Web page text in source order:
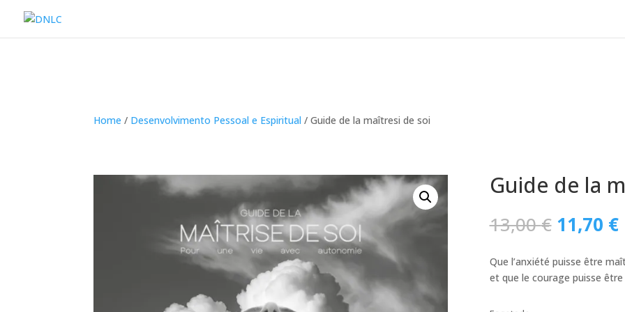
Home / Desenvolvimento Pessoal e Espiritual / Guide de la maîtresi de soi
Guide de la
13,00€ O
preço
original
era:
13,00 €.
11,70 €O
Que l’anxiété puisse être
et que le courage puisse être